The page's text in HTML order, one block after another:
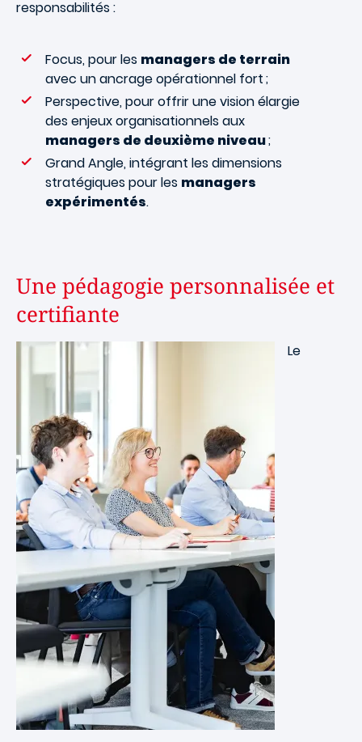
responsabilités :
Focus, pour les managers de terrain
avec un ancrage opérationnel fort ;
Perspective, pour offrir une vision élargie
des enjeux organisationnels aux
managers de deuxième niveau;
Grand Angle, intégrant les dimensions
stratégiques pour les managers
expérimentés.
Une pédagogie personnalisée et
certifiante
Image Le